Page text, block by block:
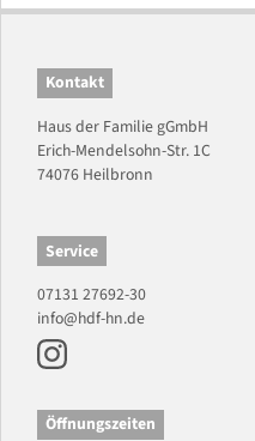
Kontakt
Haus der Familie gGmbH
Erich-Mendelsohn-Str. 1C
74076 Heilbronn
Service
07131 27692-30
info@hdf-hn.de
Öffnungszeiten